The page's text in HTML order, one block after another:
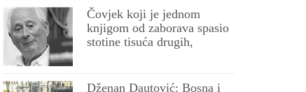
Čovjek koji je jednom
knjigom od zaborava spasio
stotine tisuća drugih,
Dženan Dautović: Bosna i